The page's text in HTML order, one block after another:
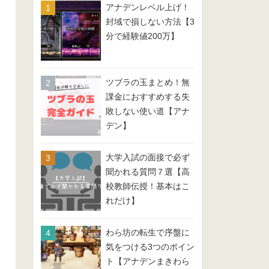
アナデンレベル上げ！
封域で損しない方法【3
分で経験値200万】
ツブラの玉まとめ！無
課金におすすめする失
敗しない使い道【アナ
デン】
大学入試の面接で必ず
聞かれる質問７選【高
校教師伝授！基本はこ
れだけ】
わら坊の転生で序盤に
気をつける3つのポイン
ト【アナデンまきわら